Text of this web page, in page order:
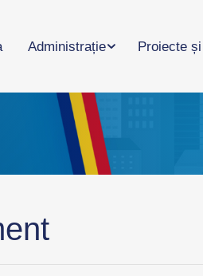
Administrație Proiecte